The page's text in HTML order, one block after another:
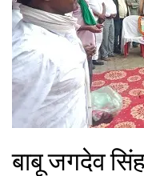
बाबू जगदेव